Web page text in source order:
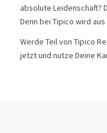
absolute Leidenschaft?
Denn bei Tipico wird
Werde Teil von Tipico
jetzt und nutze Deine